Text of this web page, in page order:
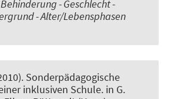
- Geschlecht -
- Alter/Lebensphasen
Sonderpädagogische
inklusiven Schule. in G.